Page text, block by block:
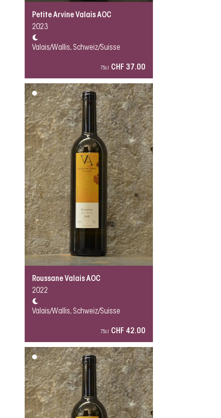
Petite Arvine Valais AOC
2023
Valais/Wallis, Schweiz/Suisse
75cl CHF 37.00
Roussane Valais AOC
2022
Valais/Wallis, Schweiz/Suisse
75cl CHF 42.00